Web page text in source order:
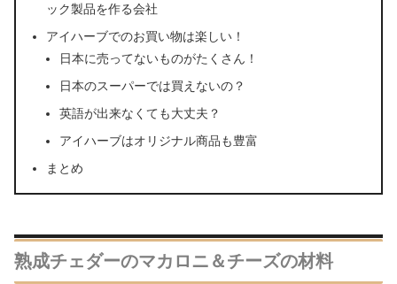
ック製品を作る会社
アイハーブでのお買い物は楽しい！
日本に売ってないものがたくさん！
日本のスーパーでは買えないの？
英語が出来なくても大丈夫？
アイハーブはオリジナル商品も豊富
まとめ
熟成チェダーのマカロニ＆チーズの材料